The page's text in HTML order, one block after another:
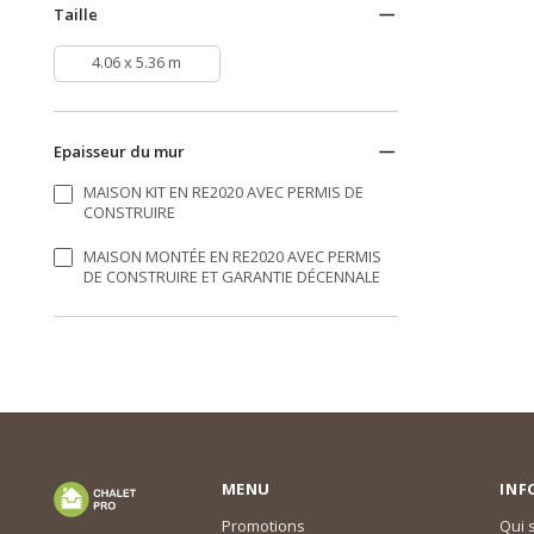
Taille
4.06 x 5.36 m
Epaisseur du mur
MAISON KIT EN RE2020 AVEC PERMIS DE
CONSTRUIRE
MAISON MONTÉE EN RE2020 AVEC PERMIS
DE CONSTRUIRE ET GARANTIE DÉCENNALE
MENU
Promotions
Qui